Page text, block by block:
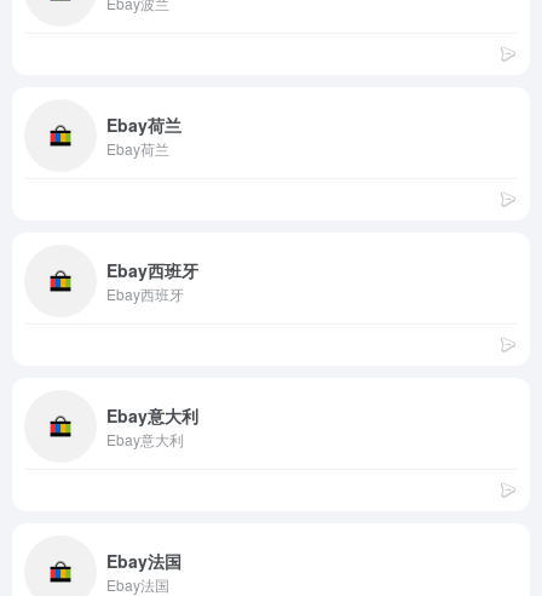
Ebay荷兰
Ebay荷兰
Ebay西班牙
Ebay西班牙
Ebay意大利
Ebay意大利
Ebay法国
Ebay法国